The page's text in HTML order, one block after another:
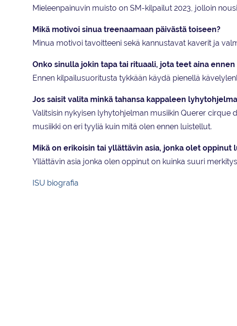
Mieleenpainuvin muisto on SM-kilpailut 2023, jolloin
Mikä motivoi sinua treenaamaan päivästä toiseen?
Minua motivoi tavoitteeni sekä kannustavat kaverit ja
Onko sinulla jokin tapa tai rituaali, jota teet aina
Ennen kilpailusuoritusta tykkään käydä pienellä
Jos saisit valita minkä tahansa kappaleen
Valitsisin nykyisen lyhytohjelman musiikin Querer cirque
musiikki on eri tyyliä kuin mitä olen ennen luistellut.
Mikä on erikoisin tai yllättävin asia, jonka olet oppinut
Yllättävin asia jonka olen oppinut on kuinka suuri
ISU biografia